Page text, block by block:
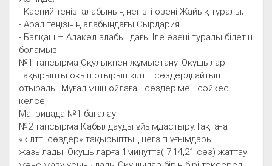
- Каспий теңізі алабының негізгі өзені Жайық туралы;
- Арал теңізінің алабындағы Сырдария
- Балқаш – Алакөл алабындағы Іле өзені туралы білетін
боламыз
№1 тапсырма Оқулықпен жұмыстану. Оқушылар
тақырыпты оқып отырып кілтті сөздерді айтып
отырады. Мұғалімнің ойлаған сөздерімен сәйкес
келсе,
Матрицада №1 бағалау
№2 тапсырма Қабылдауды ұйымдастыру.Тақтаға
«кілтті сөздер» тақырыптың негзігі ұғымдары
жазылады. Оқушыларға 1минутта( 7,14,21 сөз) жаттау